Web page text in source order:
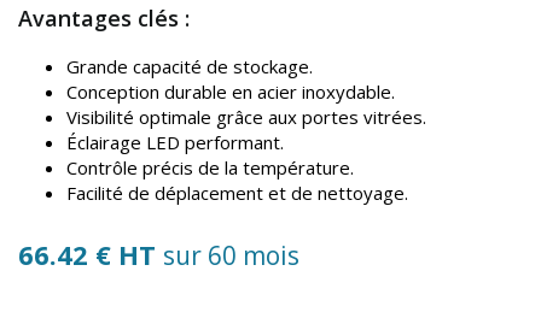
Avantages clés :
Grande capacité de stockage.
Conception durable en acier inoxydable.
Visibilité optimale grâce aux portes vitrées.
Éclairage LED performant.
Contrôle précis de la température.
Facilité de déplacement et de nettoyage.
66.42 € HT sur 60 mois